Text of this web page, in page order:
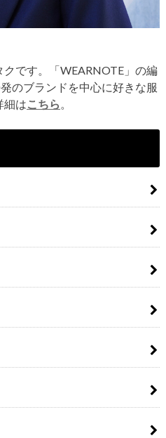
です。「WEARNOTE」の編
のブランドを中心に好きな服
細はこちら 。